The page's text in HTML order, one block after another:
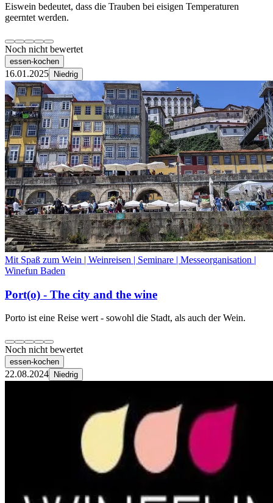
Eiswein bedeutet, dass die Trauben bei eisigen Temperaturen
geerntet werden.
Noch nicht bewertet
essen-kochen
16.01.2025 Niedrig
Mit Spaß zum Wein | Weinreisen | Seminare | Messeorganisation |
Winefun Baden
Port(o) - The city and the wine
Porto ist eine Reise wert - sowohl die Stadt, als auch der Wein.
Noch nicht bewertet
essen-kochen
22.08.2024 Niedrig